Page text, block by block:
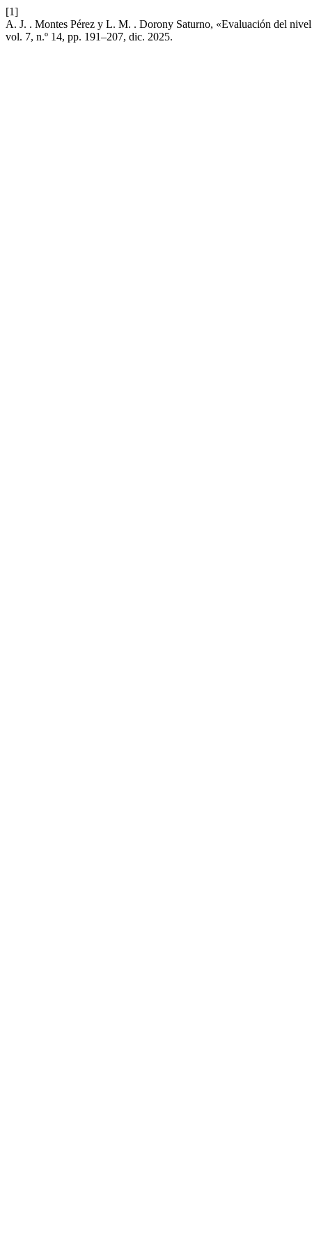
[1]
A. J. . Montes Pérez y L. M. . Dorony Saturno, «Evaluación del
vol. 7, n.º 14, pp. 191–207, dic. 2025.